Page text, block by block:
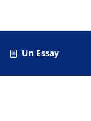
Un Essay